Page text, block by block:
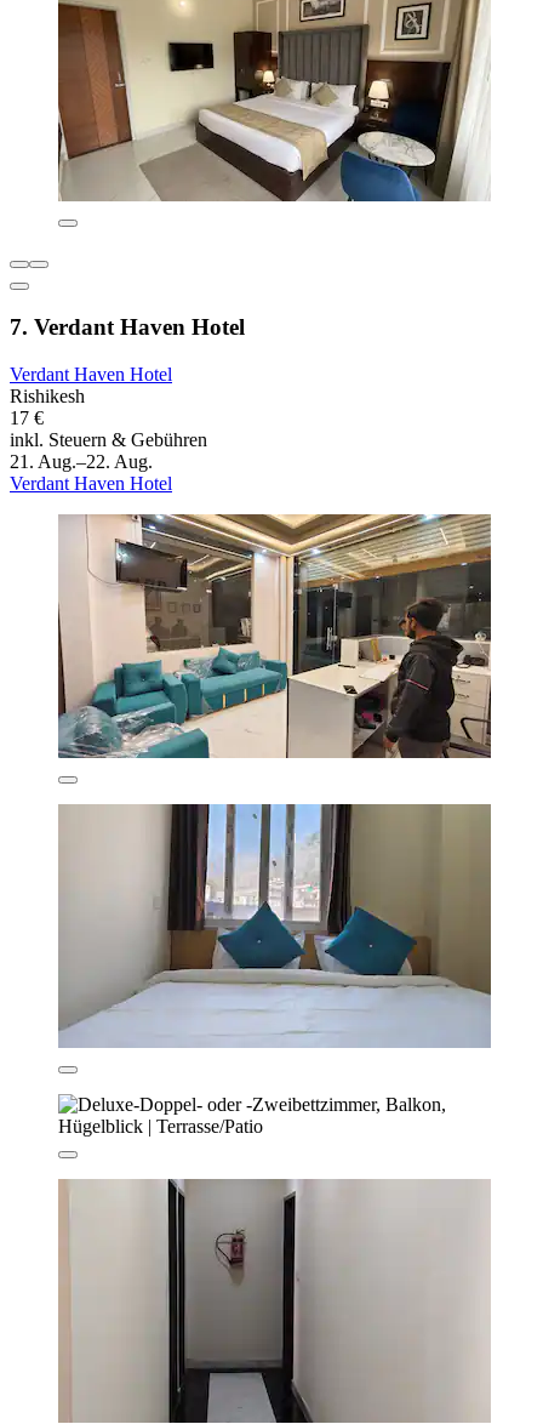
7. Verdant Haven Hotel
Verdant Haven Hotel
Rishikesh
17 €
inkl. Steuern & Gebühren
21. Aug.–22. Aug.
Verdant Haven Hotel